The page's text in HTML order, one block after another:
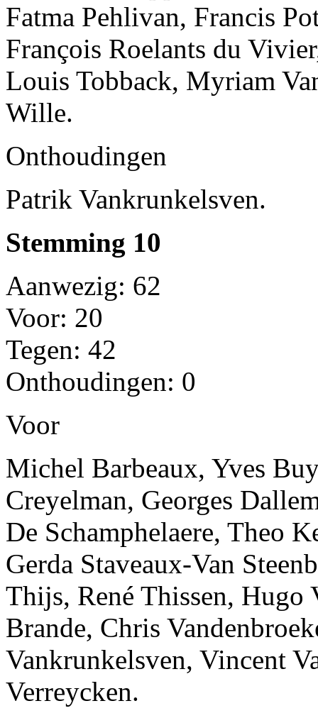
Fatma Pehlivan, Francis
François Roelants du
Louis Tobback, Myriam
Wille.
Onthoudingen
Patrik Vankrunkelsven.
Stemming 10
Aanwezig: 62
Voor: 20
Tegen: 42
Onthoudingen: 0
Voor
Michel Barbeaux, Yves
Creyelman, Georges
De Schamphelaere, Theo
Gerda Staveaux-Van
Thijs, René Thissen, Hugo
Brande, Chris
Vankrunkelsven, Vincent
Verreycken.